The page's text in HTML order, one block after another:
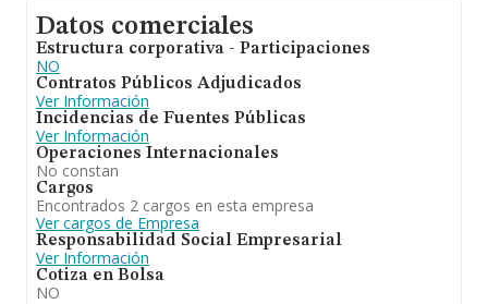
Datos comerciales
Estructura corporativa - Participaciones
NO
Contratos Públicos Adjudicados
Ver Información
Incidencias de Fuentes Públicas
Ver Información
Operaciones Internacionales
No constan
Cargos
Encontrados 2 cargos en esta empresa
Ver cargos de Empresa
Responsabilidad Social Empresarial
Ver Información
Cotiza en Bolsa
NO